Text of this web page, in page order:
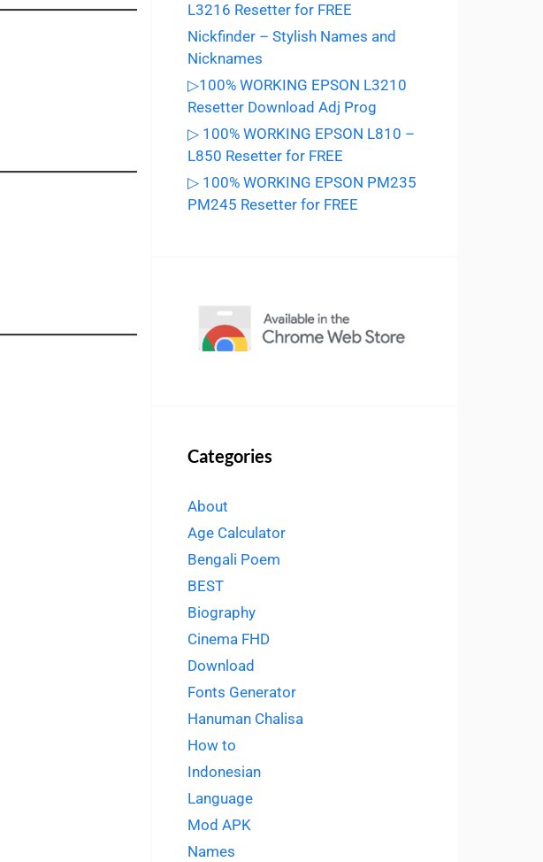
L3216 Resetter for FREE
Nickfinder – Stylish Names and
Nicknames
▷100% WORKING EPSON L3210
Resetter Download Adj Prog
▷ 100% WORKING EPSON L810 –
L850 Resetter for FREE
▷ 100% WORKING EPSON PM235
PM245 Resetter for FREE
Categories
About
Age Calculator
Bengali Poem
BEST
Biography
Cinema FHD
Download
Fonts Generator
Hanuman Chalisa
How to
Indonesian
Language
Mod APK
Names